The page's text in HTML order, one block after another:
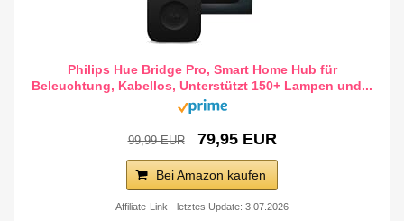
Philips Hue Bridge Pro, Smart Home Hub für
Beleuchtung, Kabellos, Unterstützt 150+ Lampen und...
99,99 EUR 79,95 EUR
Bei Amazon kaufen
Affiliate-Link - letztes Update: 3.07.2026